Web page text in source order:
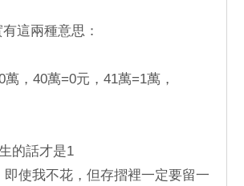
這兩種意思：
，40萬=0元，41萬=1萬，
的話才是1
使我不花，但存摺裡一定要留一